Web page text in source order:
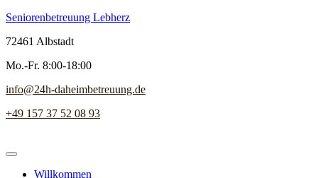
Seniorenbetreuung Lebherz
72461 Albstadt
Mo.-Fr. 8:00-18:00
info@24h-daheimbetreuung.de
+49 157 37 52 08 93
Willkommen